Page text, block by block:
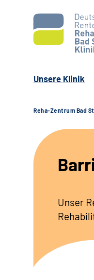
Unsere Klinik
Reha-Zentrum Bad
Unser